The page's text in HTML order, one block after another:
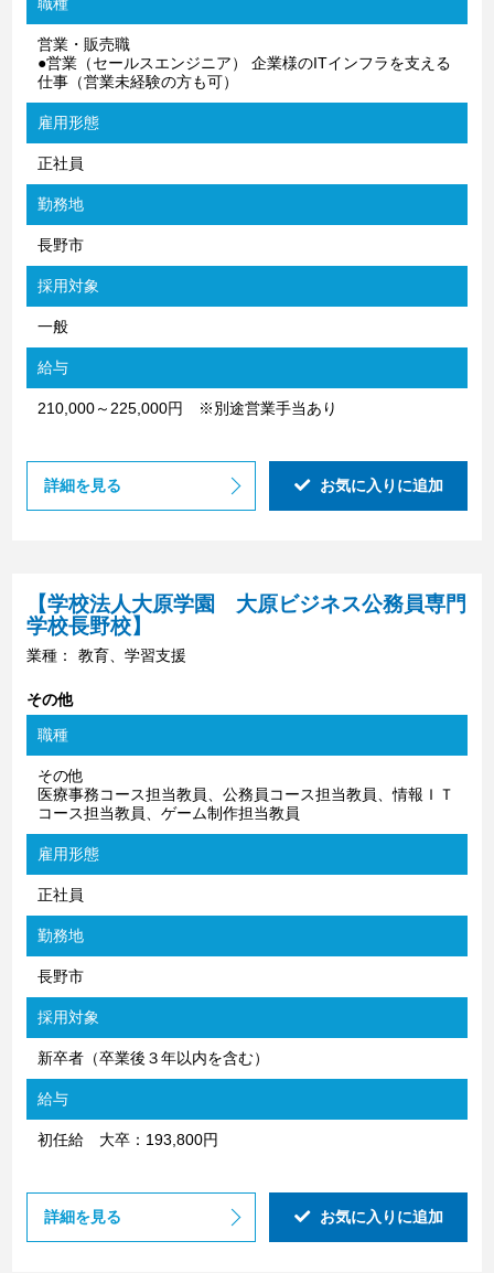
営業・販売職
●営業（セールスエンジニア） 企業様のITインフラを支える
仕事（営業未経験の方も可）
雇用形態
正社員
勤務地
長野市
採用対象
一般
給与
210,000～225,000円 ※別途営業手当あり
詳細を見る お気に入りに追加
【学校法人大原学園 大原ビジネス公務員専門
学校長野校】
業種： 教育、学習支援
その他
職種
その他
医療事務コース担当教員、公務員コース担当教員、情報ＩＴ
コース担当教員、ゲーム制作担当教員
雇用形態
正社員
勤務地
長野市
採用対象
新卒者（卒業後３年以内を含む）
給与
初任給 大卒：193,800円
詳細を見る お気に入りに追加